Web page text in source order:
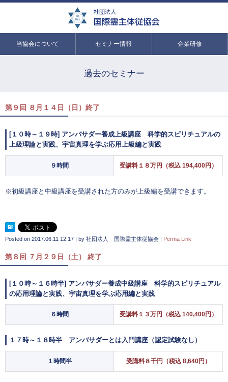
当協会について セミナー情報 企業研修
過去のセミナー
第９回 ８月１４日（日）終了
[１０時～１９時] アンバサダー養成上級講座 科学的スピリチュアルの
上級理論と実践、宇宙真理を学ぶ応用上級編と実践
９時間 受講料１８万円（税込 194,400円）
※初級講座と中級講座を受講された方のみが上級編を受講できます。
Posted on 2017.06.11 12:17 | by 社団法人 国際霊主体従協会 | Perma Link
第８回 ７月２９日（土） 終了
[１０時～１６時半] アンバサダー養成中級講座 科学的スピリチュアル
の応用理論と実践、宇宙真理を学ぶ応用編と実践
６時間 受講料１３万円（税込 140,400円）
１７時～１８時半 アンバサダーとは入門講座（認定試験なし）
１時間半 受講料８千円（税込 8,640円）